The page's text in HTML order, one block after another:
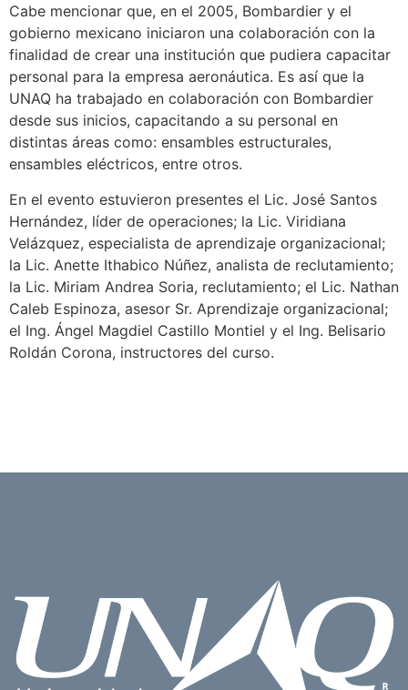
Cabe mencionar que, en el 2005, Bombardier y el
gobierno mexicano iniciaron una colaboración con la
finalidad de crear una institución que pudiera capacitar
personal para la empresa aeronáutica. Es así que la
UNAQ ha trabajado en colaboración con Bombardier
desde sus inicios, capacitando a su personal en
distintas áreas como: ensambles estructurales,
ensambles eléctricos, entre otros.
En el evento estuvieron presentes el Lic. José Santos
Hernández, líder de operaciones; la Lic. Viridiana
Velázquez, especialista de aprendizaje organizacional;
la Lic. Anette Ithabico Núñez, analista de reclutamiento;
la Lic. Miriam Andrea Soria, reclutamiento; el Lic. Nathan
Caleb Espinoza, asesor Sr. Aprendizaje organizacional;
el Ing. Ángel Magdiel Castillo Montiel y el Ing. Belisario
Roldán Corona, instructores del curso.